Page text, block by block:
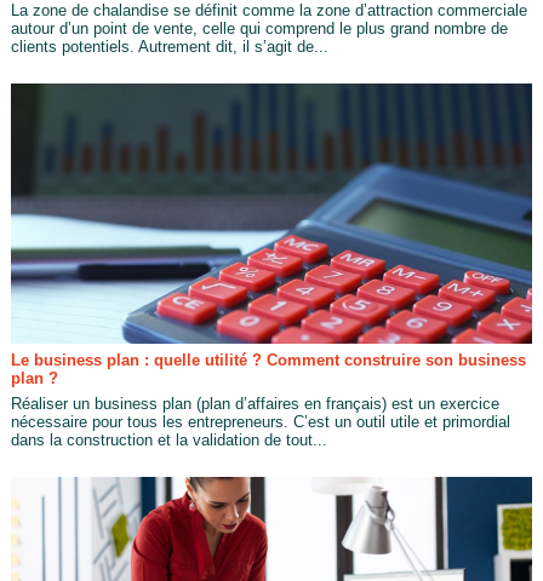
La zone de chalandise se définit comme la zone d’attraction commerciale
autour d’un point de vente, celle qui comprend le plus grand nombre de
clients potentiels. Autrement dit, il s’agit de...
Le business plan : quelle utilité ? Comment construire son business
plan ?
Réaliser un business plan (plan d’affaires en français) est un exercice
nécessaire pour tous les entrepreneurs. C’est un outil utile et primordial
dans la construction et la validation de tout...